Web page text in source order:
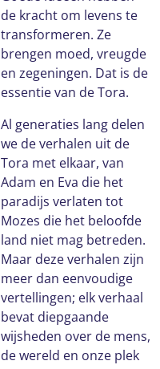
de kracht om levens te
transformeren. Ze
brengen moed, vreugde
en zegeningen. Dat is de
essentie van de Tora.
Al generaties lang delen
we de verhalen uit de
Tora met elkaar, van
Adam en Eva die het
paradijs verlaten tot
Mozes die het beloofde
land niet mag betreden.
Maar deze verhalen zijn
meer dan eenvoudige
vertellingen; elk verhaal
bevat diepgaande
wijsheden over de mens,
de wereld en onze plek